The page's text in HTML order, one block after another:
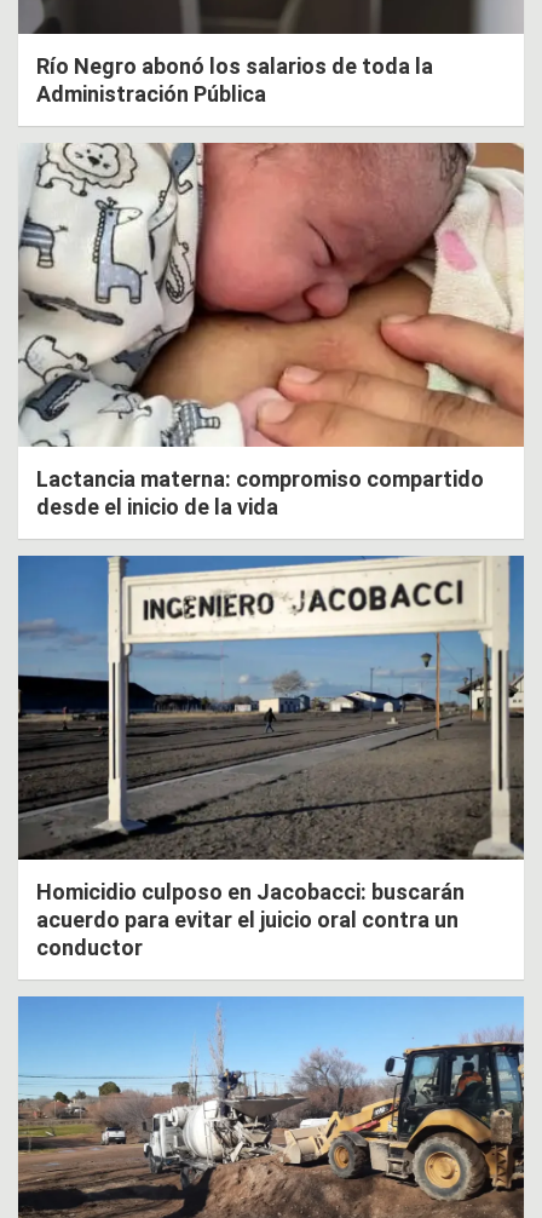
Río Negro abonó los salarios de toda la
Administración Pública
Lactancia materna: compromiso compartido
desde el inicio de la vida
Homicidio culposo en Jacobacci: buscarán
acuerdo para evitar el juicio oral contra un
conductor